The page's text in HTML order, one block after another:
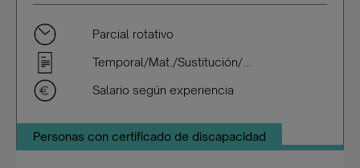
Parcial rotativo
Temporal/Mat./Sustitución/...
Salario según experiencia
Personas con certificado de discapacidad